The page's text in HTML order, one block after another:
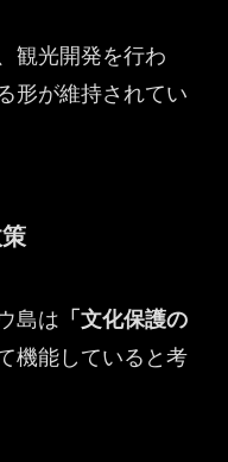
観光開発を行わ
形が維持されてい
島は 「文化保護の
機能していると考